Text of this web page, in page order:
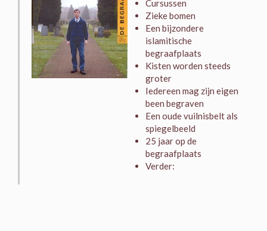
Cursussen
Zieke bomen
Een bijzondere
islamitische
begraafplaats
Kisten worden steeds
groter
Iedereen mag zijn eigen
been begraven
Een oude vuilnisbelt als
spiegelbeeld
25 jaar op de
begraafplaats
Verder: